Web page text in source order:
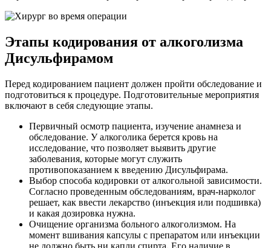
Этапы кодирования от алкоголизма
Дисульфирамом
Перед кодированием пациент должен пройти обследование и
подготовиться к процедуре. Подготовительные мероприятия
включают в себя следующие этапы.
Первичный осмотр пациента, изучение анамнеза и
обследование. У алкоголика берется кровь на
исследование, что позволяет выявить другие
заболевания, которые могут служить
противопоказанием к введению Дисульфирама.
Выбор способа кодировки от алкогольной зависимости.
Согласно проведенным обследованиям, врач-нарколог
решает, как ввести лекарство (инъекция или подшивка)
и какая дозировка нужна.
Очищение организма больного алкоголизмом. На
момент вшивания капсулы с препаратом или инъекции
не должно быть ни капли спирта. Его наличие в